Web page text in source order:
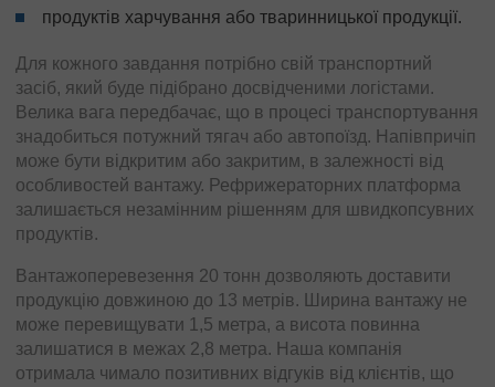
продуктів харчування або тваринницької продукції.
Для кожного завдання потрібно свій транспортний
засіб, який буде підібрано досвідченими логістами.
Велика вага передбачає, що в процесі транспортування
знадобиться потужний тягач або автопоїзд. Напівпричіп
може бути відкритим або закритим, в залежності від
особливостей вантажу. Рефрижераторних платформа
залишається незамінним рішенням для швидкопсувних
продуктів.
Вантажоперевезення 20 тонн дозволяють доставити
продукцію довжиною до 13 метрів. Ширина вантажу не
може перевищувати 1,5 метра, а висота повинна
залишатися в межах 2,8 метра. Наша компанія
отримала чимало позитивних відгуків від клієнтів, що